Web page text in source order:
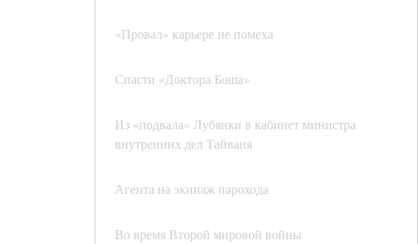
«Провал» карьере не помеха
Спасти «Доктора Боша»
Из «подвала» Лубянки в кабинет министра
внутренних дел Тайваня
Агента на экипаж парохода
Во время Второй мировой войны